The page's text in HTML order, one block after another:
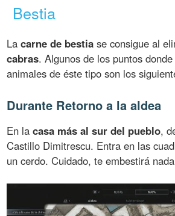
Bestia
Lacarne de bestia se consigue al
cabras. Algunos de los puntos
animales de éste tipo son los
Durante Retorno a la aldea
En lacasa más al sur del pueblo,
Castillo Dimitrescu. Entra en las
un cerdo. Cuidado, te embestirá